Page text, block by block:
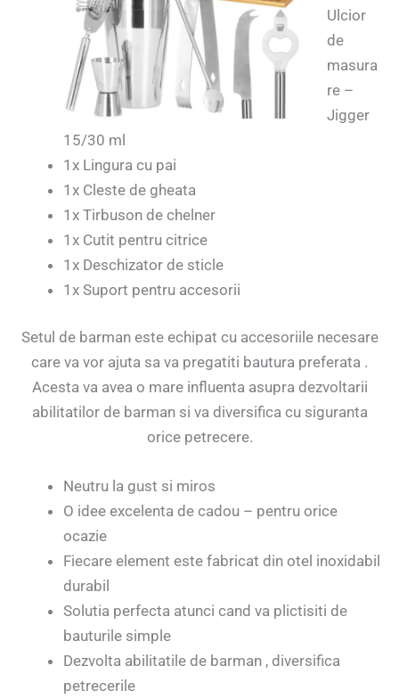
Ulcior
de
masura
re –
Jigger
15/30 ml
1x Lingura cu pai
1x Cleste de gheata
1x Tirbuson de chelner
1x Cutit pentru citrice
1x Deschizator de sticle
1x Suport pentru accesorii
Setul de barman este echipat cu accesoriile necesare
care va vor ajuta sa va pregatiti bautura preferata .
Acesta va avea o mare influenta asupra dezvoltarii
abilitatilor de barman si va diversifica cu siguranta
orice petrecere.
Neutru la gust si miros
O idee excelenta de cadou – pentru orice
ocazie
Fiecare element este fabricat din otel inoxidabil
durabil
Solutia perfecta atunci cand va plictisiti de
bauturile simple
Dezvolta abilitatile de barman , diversifica
petrecerile